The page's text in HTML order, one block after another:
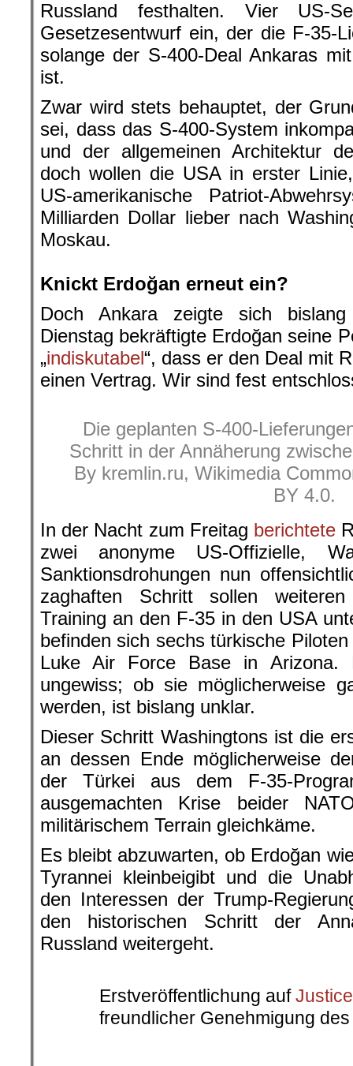
Russland festhalten. Vier US-
Gesetzesentwurf ein, der die F-35-
solange der S-400-Deal Ankaras
ist.
Zwar wird stets behauptet, der
sei, dass das S-400-System
und der allgemeinen Architektur
doch wollen die USA in erster
US-amerikanische Patriot-
Milliarden Dollar lieber nach
Moskau.
Knickt Erdoğan erneut ein?
Doch Ankara zeigte sich
Dienstag bekräftigte Erdoğan seine
„indiskutabel“, dass er den Deal mit
einen Vertrag. Wir sind fest
Die geplanten S-400-
Schritt in der Annäherung
By kremlin.ru, Wikimedia
BY 4.0.
In der Nacht zum Freitag berichtete
zwei anonyme US-Offizielle,
Sanktionsdrohungen nun
zaghaften Schritt sollen
Training an den F-35 in den USA
befinden sich sechs türkische
Luke Air Force Base in Arizona.
ungewiss; ob sie möglicherweise
werden, ist bislang unklar.
Dieser Schritt Washingtons ist die
an dessen Ende möglicherweise
der Türkei aus dem F-35-
ausgemachten Krise beider
militärischem Terrain gleichkäme.
Es bleibt abzuwarten, ob Erdoğan
Tyrannei kleinbeigibt und die
den Interessen der Trump-
den historischen Schritt der
Russland weitergeht.
Erstveröffentlichung auf
freundlicher Genehmigung des